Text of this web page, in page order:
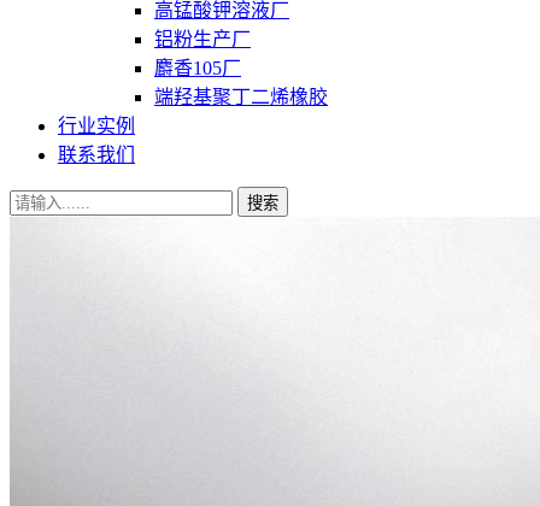
高锰酸钾溶液厂
铝粉生产厂
麝香105厂
端羟基聚丁二烯橡胶
行业实例
联系我们